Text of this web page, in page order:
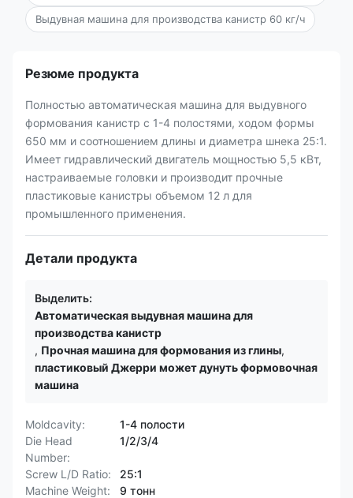
Выдувная машина для производства канистр 60 кг/ч
Резюме продукта
Полностью автоматическая машина для выдувного
формования канистр с 1-4 полостями, ходом формы
650 мм и соотношением длины и диаметра шнека 25:1.
Имеет гидравлический двигатель мощностью 5,5 кВт,
настраиваемые головки и производит прочные
пластиковые канистры объемом 12 л для
промышленного применения.
Детали продукта
Выделить:
Автоматическая выдувная машина для
производства канистр
, Прочная машина для формования из глины,
пластиковый Джерри может дунуть формовочная
машина
Moldcavity:
1-4 полости
Die Head
Number:
1/2/3/4
Screw L/D Ratio:
25:1
Machine Weight:
9 тонн